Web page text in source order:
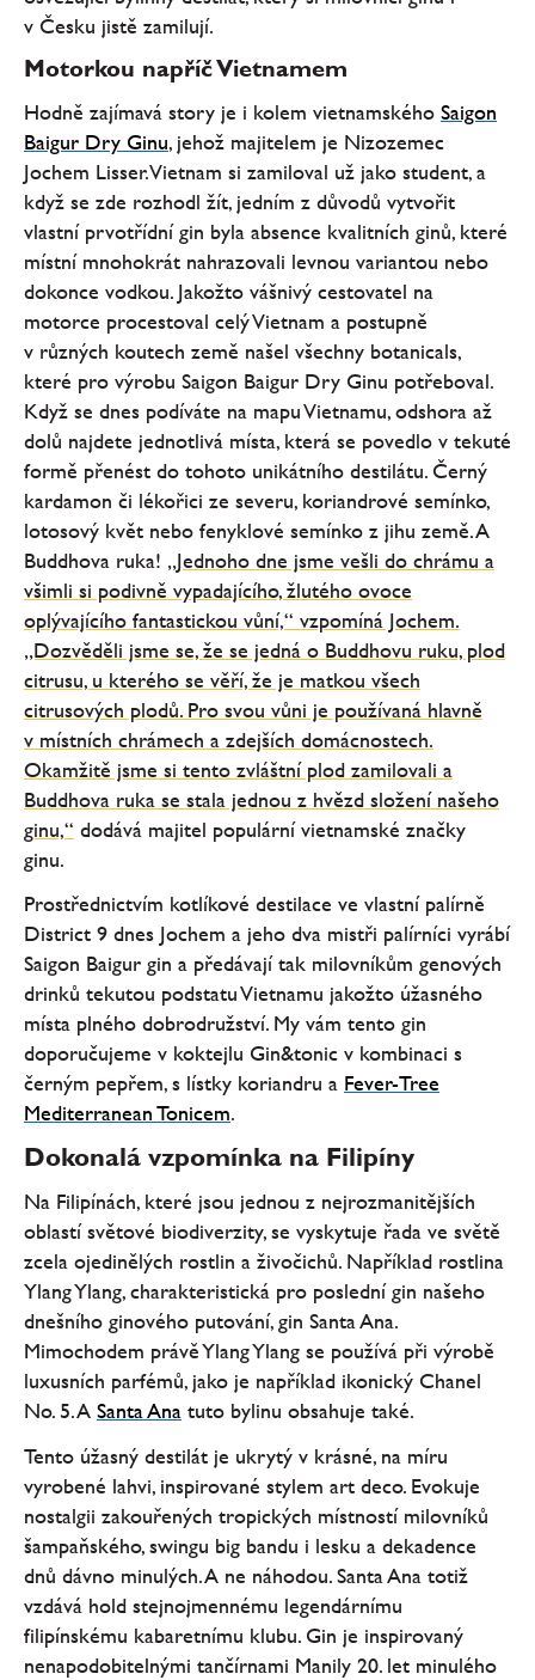
v Česku jistě zamilují.
Motorkou napříč Vietnamem
Hodně zajímavá story je i kolem vietnamského Saigon
Baigur Dry Ginu, jehož majitelem je Nizozemec
Jochem Lisser. Vietnam si zamiloval už jako student, a
když se zde rozhodl žít, jedním z důvodů vytvořit
vlastní prvotřídní gin byla absence kvalitních ginů, které
místní mnohokrát nahrazovali levnou variantou nebo
dokonce vodkou. Jakožto vášnivý cestovatel na
motorce procestoval celý Vietnam a postupně
v různých koutech země našel všechny botanicals,
které pro výrobu Saigon Baigur Dry Ginu potřeboval.
Když se dnes podíváte na mapu Vietnamu, odshora až
dolů najdete jednotlivá místa, která se povedlo v tekuté
formě přenést do tohoto unikátního destilátu. Černý
kardamon či lékořici ze severu, koriandrové semínko,
lotosový květ nebo fenyklové semínko z jihu země. A
Buddhova ruka! „Jednoho dne jsme vešli do chrámu a
všimli si podivně vypadajícího, žlutého ovoce
oplývajícího fantastickou vůní,“ vzpomíná Jochem.
„Dozvěděli jsme se, že se jedná o Buddhovu ruku, plod
citrusu, u kterého se věří, že je matkou všech
citrusových plodů. Pro svou vůni je používaná hlavně
v místních chrámech a zdejších domácnostech.
Okamžitě jsme si tento zvláštní plod zamilovali a
Buddhova ruka se stala jednou z hvězd složení našeho
ginu,“ dodává majitel populární vietnamské značky
ginu.
Prostřednictvím kotlíkové destilace ve vlastní palírně
District 9 dnes Jochem a jeho dva mistři palírníci vyrábí
Saigon Baigur gin a předávají tak milovníkům genových
drinků tekutou podstatu Vietnamu jakožto úžasného
místa plného dobrodružství. My vám tento gin
doporučujeme v koktejlu Gin&tonic v kombinaci s
černým pepřem, s lístky koriandru a Fever-Tree
Mediterranean Tonicem.
Dokonalá vzpomínka na Filipíny
Na Filipínách, které jsou jednou z nejrozmanitějších
oblastí světové biodiverzity, se vyskytuje řada ve světě
zcela ojedinělých rostlin a živočichů. Například rostlina
Ylang Ylang, charakteristická pro poslední gin našeho
dnešního ginového putování, gin Santa Ana.
Mimochodem právě Ylang Ylang se používá při výrobě
luxusních parfémů, jako je například ikonický Chanel
No. 5. A Santa Ana tuto bylinu obsahuje také.
Tento úžasný destilát je ukrytý v krásné, na míru
vyrobené lahvi, inspirované stylem art deco. Evokuje
nostalgii zakouřených tropických místností milovníků
šampaňského, swingu big bandu i lesku a dekadence
dnů dávno minulých. A ne náhodou. Santa Ana totiž
vzdává hold stejnojmennému legendárnímu
filipínskému kabaretnímu klubu. Gin je inspirovaný
nenapodobitelnými tančírnami Manily 20. let minulého